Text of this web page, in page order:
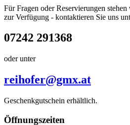
Für Fragen oder Reservierungen
zur Verfügung - kontaktieren Sie uns
07242 291368
oder unter
reihofer@gmx.at
Geschenkgutschein erhältlich.
Öffnungszeiten